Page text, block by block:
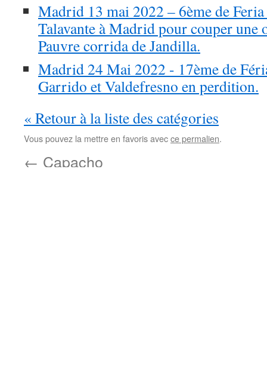
Madrid 13 mai 2022 – 6ème de
Talavante à Madrid pour couper une
Pauvre corrida de Jandilla.
Madrid 24 Mai 2022 - 17ème de
Garrido et Valdefresno en perdition.
« Retour à la liste des catégories
Vous pouvez la mettre en favoris avecce permalien.
← Capacho